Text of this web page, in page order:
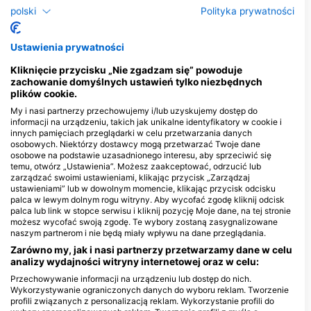
Centra nurkowe obsługujące to miejsce
nurkowe
LA TORTUE DIVE CENTER
Masaplod Norte, dauin, 6217 Dauin,
Negros - Filipiny
Silver Reef Dive Resort Dauin,
Dauin, Negros - Filipiny
KIM’S DIVE REORT
Masaplud, 6217 Dauin,
Negros - Filipiny
polski Polityka prywatności
Ustawienia prywatności
Kliknięcie przycisku „Nie zgadzam się” powoduje
zachowanie domyślnych ustawień tylko niezbędnych
plików cookie.
My i nasi partnerzy przechowujemy i/lub uzyskujemy dostęp do
informacji na urządzeniu, takich jak unikalne identyfikatory w cookie i
innych pamięciach przeglądarki w celu przetwarzania danych
osobowych. Niektórzy dostawcy mogą przetwarzać Twoje dane
osobowe na podstawie uzasadnionego interesu, aby sprzeciwić się
temu, otwórz „Ustawienia”. Możesz zaakceptować, odrzucić lub
zarządzać swoimi ustawieniami, klikając przycisk „Zarządzaj
ustawieniami” lub w dowolnym momencie, klikając przycisk odcisku
palca w lewym dolnym rogu witryny. Aby wycofać zgodę kliknij odcisk
palca lub link w stopce serwisu i kliknij pozycję Moje dane, na tej stronie
możesz wycofać swoją zgodę. Te wybory zostaną zasygnalizowane
naszym partnerom i nie będą miały wpływu na dane przeglądania.
Zarówno my, jak i nasi partnerzy przetwarzamy dane w celu
analizy wydajności witryny internetowej oraz w celu:
Przechowywanie informacji na urządzeniu lub dostęp do nich.
Wykorzystywanie ograniczonych danych do wyboru reklam. Tworzenie
profili związanych z personalizacją reklam. Wykorzystanie profili do